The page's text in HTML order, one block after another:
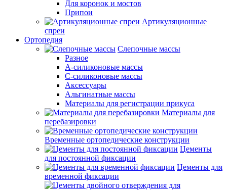
Для коронок и мостов
Припои
Артикуляционные
спреи
Ортопедия
Слепочные массы
Разное
А-силиконовые массы
С-силиконовые массы
Аксессуары
Альгинатные массы
Материалы для регистрации прикуса
Материалы для
перебазировки
Временные ортопедические конструкции
Цементы
для постоянной фиксации
Цементы для
временной фиксации